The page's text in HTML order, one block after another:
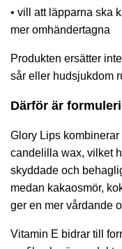
• vill att läpparna ska
mer omhändertagna
Produkten ersätter
sår eller hudsjukdom
Därför är
Glory Lips
candelilla wax, vilket
skyddade och
medan kakaosmör,
ger en mer vårdande
Vitamin E bidrar till